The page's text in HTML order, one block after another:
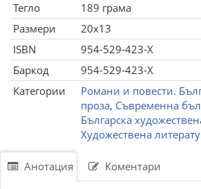
Тегло
189 грама
Размери
20x13
ISBN
954-529-423-X
Баркод
954-529-423-X
Категории
Романи и повести.
проза, Съвременна
Българска
Художествена
Анотация Коментари